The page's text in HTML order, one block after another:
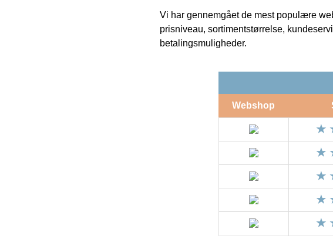
Vi har gennemgået de mest populære
prisniveau, sortimentstørrelse,
betalingsmuligheder.
Webshop